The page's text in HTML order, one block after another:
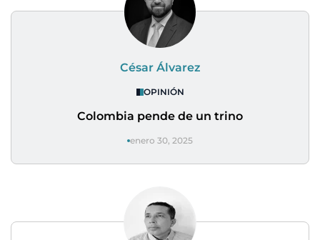
César Álvarez
OPINIÓN
Colombia pende de un trino
enero 30, 2025